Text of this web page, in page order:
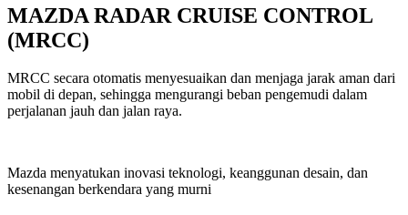
MAZDA RADAR CRUISE CONTROL
(MRCC)
MRCC secara otomatis menyesuaikan dan menjaga jarak aman dari
mobil di depan, sehingga mengurangi beban pengemudi dalam
perjalanan jauh dan jalan raya.
Mazda menyatukan inovasi teknologi, keanggunan desain, dan
kesenangan berkendara yang murni